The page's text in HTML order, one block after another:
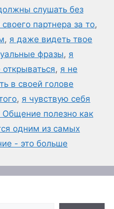
слушать без
партнера за то,
, я даже видеть твое
фразы, я
, я не
в своей голове
, я чувствую себя
полезно как
одним из самых
- это больше